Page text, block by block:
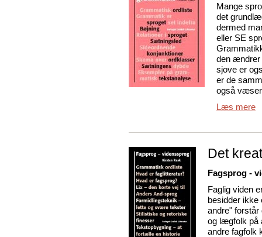
Mange
det
dermed
eller SE
den ændrer
sjove er
er de
også
Læs mere
Det
Fagsprog -
Faglig viden
besidder ikke
andre" forstår
og lægfolk på
andre fagfolk